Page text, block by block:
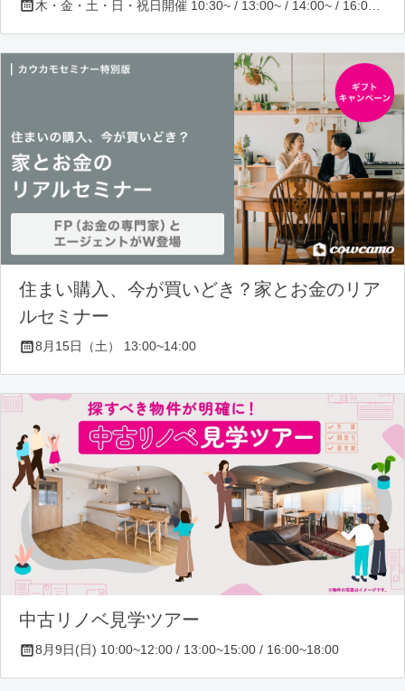
住まい購入、今が買いどき？家とお金のリア
ルセミナー
8月15日（土） 13:00~14:00
中古リノベ見学ツアー
8月9日(日) 10:00~12:00 / 13:00~15:00 / 16:00~18:00